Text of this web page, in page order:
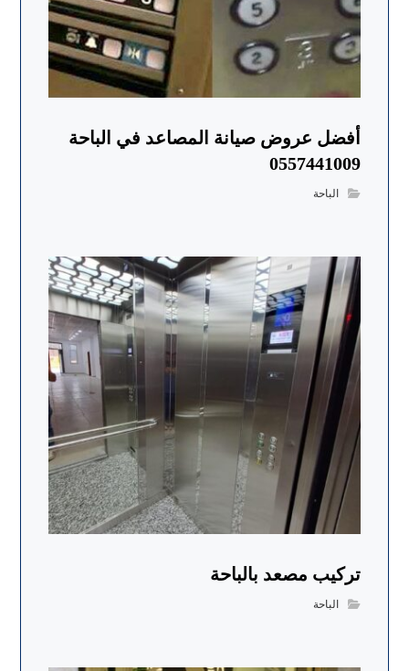
أفضل عروض صيانة المصاعد في الباحة
0557441009
الباحة
تركيب مصعد بالباحة
الباحة